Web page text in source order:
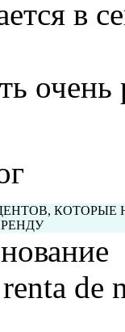
в
очень
КОТОРЫЕ
de